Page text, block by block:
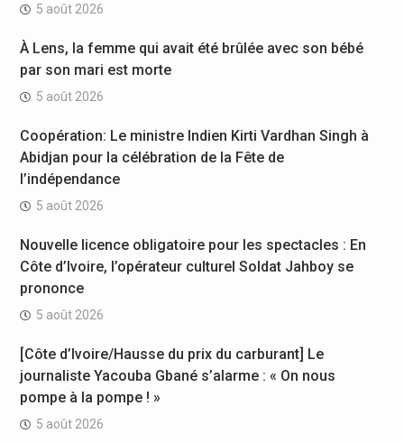
5 août 2026
À Lens, la femme qui avait été brûlée avec son bébé
par son mari est morte
5 août 2026
Coopération: Le ministre Indien Kirti Vardhan Singh à
Abidjan pour la célébration de la Fête de
l’indépendance
5 août 2026
Nouvelle licence obligatoire pour les spectacles : En
Côte d’Ivoire, l’opérateur culturel Soldat Jahboy se
prononce
5 août 2026
[Côte d’Ivoire/Hausse du prix du carburant] Le
journaliste Yacouba Gbané s’alarme : « On nous
pompe à la pompe ! »
5 août 2026